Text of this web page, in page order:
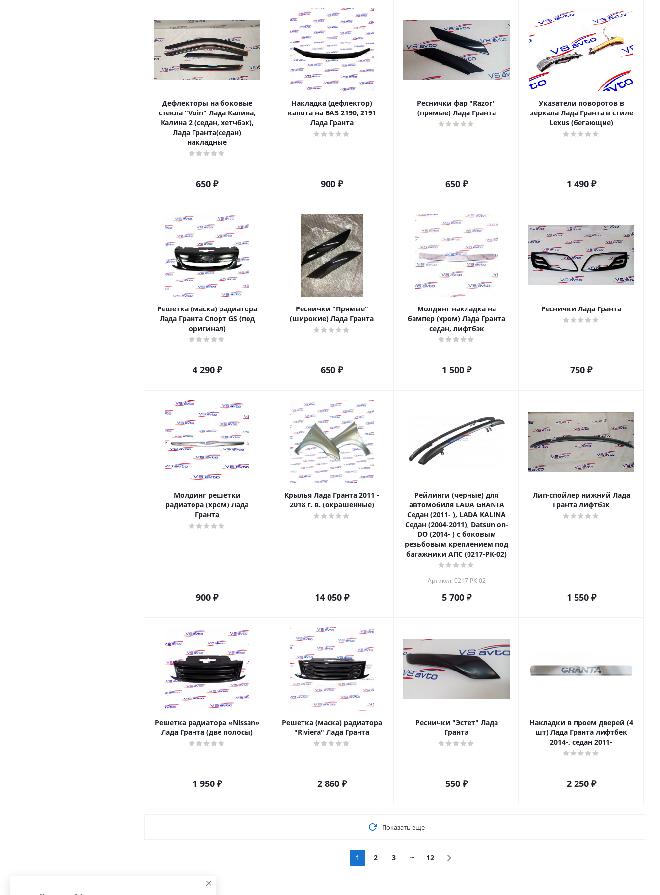
Дефлекторы на боковые
стекла "Voin" Лада Калина,
Калина 2 (седан, хетчбэк),
Лада Гранта(седан)
накладные
650 ₽
Накладка (дефлектор)
капота на ВАЗ 2190, 2191
Лада Гранта
900 ₽
Реснички фар "Razor"
(прямые) Лада Гранта
650 ₽
Указатели поворотов в
зеркала Лада Гранта в стиле
Lexus (бегающие)
1 490₽
Решетка (маска) радиатора
Лада Гранта Спорт GS (под
оригинал)
4 290₽
Реснички "Прямые"
(широкие) Лада Гранта
650 ₽
Молдинг накладка на
бампер (хром) Лада Гранта
седан, лифтбэк
1 500₽
Реснички Лада Гранта
750 ₽
Молдинг решетки
радиатора (хром) Лада
Гранта
900 ₽
Крылья Лада Гранта 2011 -
2018 г. в. (окрашенные)
14 050₽
Рейлинги (черные) для
автомобиля LADA GRANTA
Седан (2011- ), LADA KALINA
Седан (2004-2011), Datsun on-
DO (2014- ) с боковым
резьбовым креплением под
багажники АПС (0217-РК-02)
Артикул: 0217-РК-02
5 700₽
Лип-спойлер нижний Лада
Гранта лифтбэк
1 550₽
Решетка радиатора «Nissan»
Лада Гранта (две полосы)
1 950₽
Решетка (маска) радиатора
"Riviera" Лада Гранта
2 860₽
Реснички "Эстет" Лада
Гранта
550 ₽
Накладки в проем дверей (4
шт) Лада Гранта лифтбек
2014-, седан 2011-
2 250₽
Показать еще
1 2 3 12